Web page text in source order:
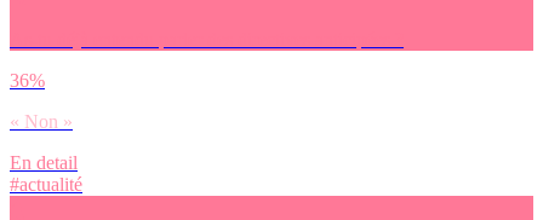
36%
« Non »
En detail
#actualité